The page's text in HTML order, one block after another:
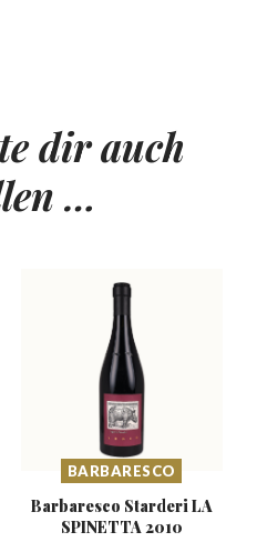
dir auch
…
BARBARESCO
Barbaresco Starderi LA
SPINETTA 2010